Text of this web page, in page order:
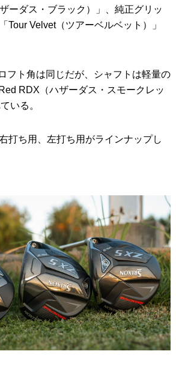
ーダス・ブラック）」、純正グリッ
Tour Velvet（ツアーベルベット）」
フト角は同じだが、シャフトは軽量の
RDX（ハザーダス・スモークレッ
いる。
打ち用、左打ち用がラインナップし